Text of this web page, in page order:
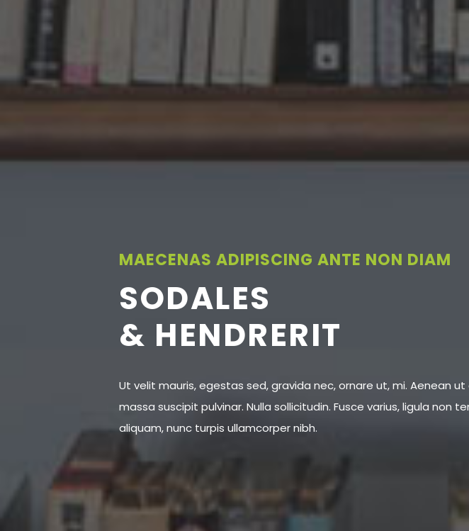
MAECENAS ADIPISCING ANTE NON DIAM
SODALES
& HENDRERIT
Ut velit mauris, egestas sed, gravida nec, ornare ut, mi. Aenean ut
massa suscipit pulvinar. Nulla sollicitudin. Fusce varius, ligula non
aliquam, nunc turpis ullamcorper nibh.